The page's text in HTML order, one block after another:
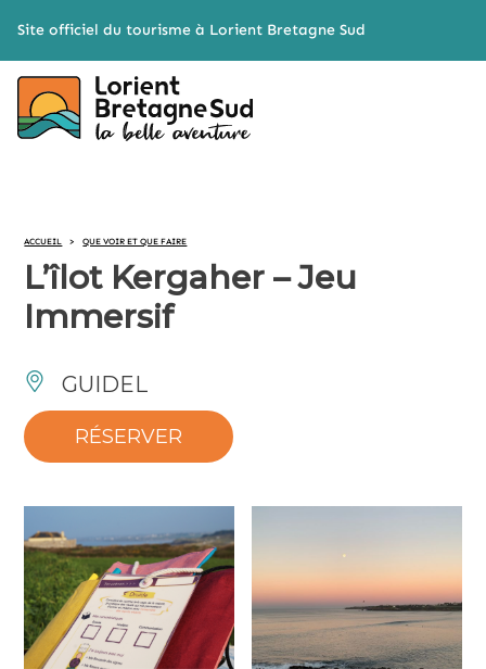
Site officiel du tourisme à Lorient Bretagne Sud
ACCUEIL > QUE VOIR ET QUE FAIRE
L’îlot Kergaher – Jeu
Immersif
GUIDEL
RÉSERVER